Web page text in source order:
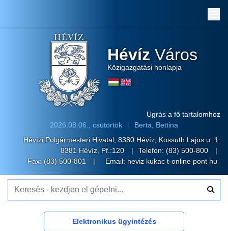
Hévíz Város
Közigazgatási honlapja
Ugrás a fő tartalomhoz
2026.08.06., csütörtök
Berta, Bettina
Hévízi Polgármesteri Hivatal, 8380 Hévíz, Kossuth Lajos u. 1.
8381 Hévíz, Pf.:120
Telefon: (83) 500-800
Fax: (83) 500-801
Email: heviz kukac t-online pont hu
Elektronikus ügyintézés